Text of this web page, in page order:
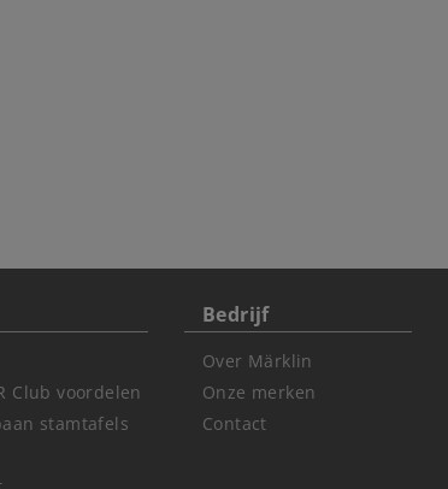
Club voordelen
stamtafels
Bedrijf
Over Märklin
Onze merken
Contact